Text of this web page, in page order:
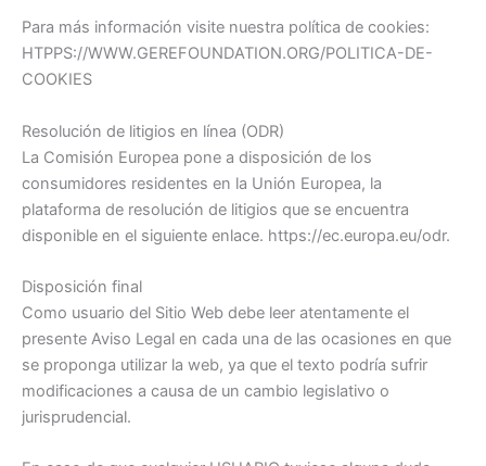
Para más información visite nuestra política de cookies:
HTPPS://WWW.GEREFOUNDATION.ORG/POLITICA-DE-
COOKIES
Resolución de litigios en línea (ODR)
La Comisión Europea pone a disposición de los
consumidores residentes en la Unión Europea, la
plataforma de resolución de litigios que se encuentra
disponible en el siguiente enlace. https://ec.europa.eu/odr.
Disposición final
Como usuario del Sitio Web debe leer atentamente el
presente Aviso Legal en cada una de las ocasiones en que
se proponga utilizar la web, ya que el texto podría sufrir
modificaciones a causa de un cambio legislativo o
jurisprudencial.